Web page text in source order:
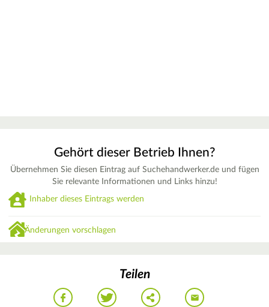
Gehört dieser Betrieb Ihnen?
Übernehmen Sie diesen Eintrag auf Suchehandwerker.de und fügen
Sie relevante Informationen und Links hinzu!
Inhaber dieses Eintrags werden
Änderungen vorschlagen
Teilen